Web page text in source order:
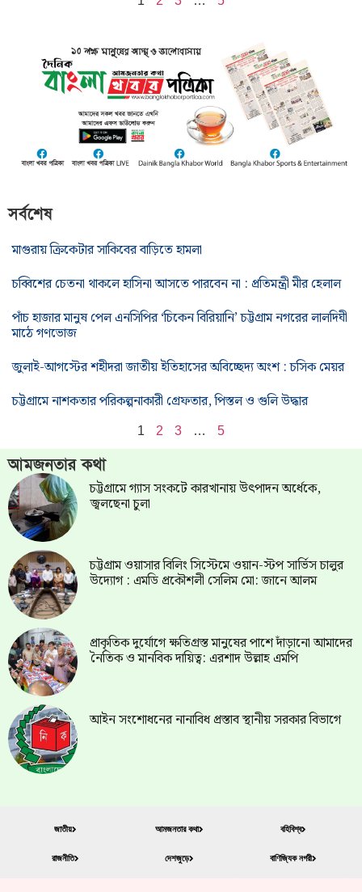
সর্বশেষ
মাগুরায় ক্রিকেটার সাকিবের বাড়িতে হামলা
চব্বিশের চেতনা থাকলে হাসিনা আসতে পারবেন না : প্রতিমন্ত্রী মীর হেলাল
পাঁচ হাজার মানুষ পেল এনসিপির ‘চিকেন বিরিয়ানি’ চট্টগ্রাম নগরের লালদিঘী
মাঠে গণভোজ
জুলাই-আগস্টের শহীদরা জাতীয় ইতিহাসের অবিচ্ছেদ্য অংশ : চসিক মেয়র
চট্টগ্রামে নাশকতার পরিকল্পনাকারী গ্রেফতার, পিস্তল ও গুলি উদ্ধার
1 2 3 … 5
আমজনতার কথা
চট্টগ্রামে গ্যাস সংকটে কারখানায় উৎপাদন অর্ধেকে,
জ্বলছেনা চুলা
চট্টগ্রাম ওয়াসার বিলিং সিস্টেমে ওয়ান-স্টপ সার্ভিস চালুর
উদ্যোগ : এমডি প্রকৌশলী সেলিম মো: জানে আলম
প্রাকৃতিক দুর্যোগে ক্ষতিগ্রস্ত মানুষের পাশে দাঁড়ানো আমাদের
নৈতিক ও মানবিক দায়িত্ব: এরশাদ উল্লাহ এমপি
আইন সংশোধনের নানাবিধ প্রস্তাব স্থানীয় সরকার বিভাগে
জাতীয়
রাজনীতি
আমজনতার কথা
দেশজুড়ে
বহিবিশ্ব
বাণিজ্যিক নগরী